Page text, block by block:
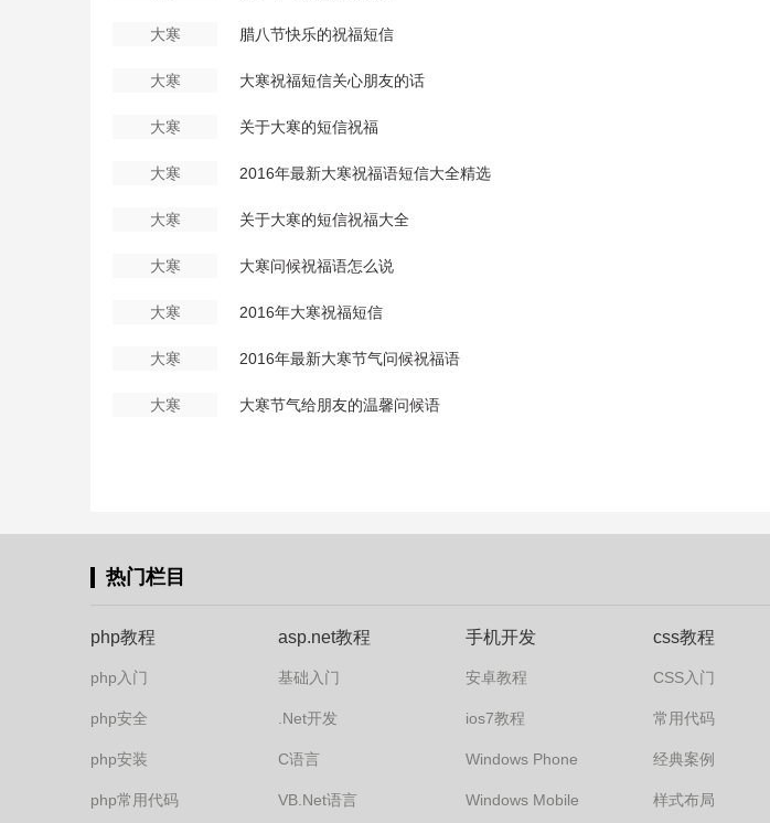
大寒 腊八节快乐的祝福短信
大寒 大寒祝福短信关心朋友的话
大寒 关于大寒的短信祝福
大寒 2016年最新大寒祝福语短信大全精选
大寒 关于大寒的短信祝福大全
大寒 大寒问候祝福语怎么说
大寒 2016年大寒祝福短信
大寒 2016年最新大寒节气问候祝福语
大寒 大寒节气给朋友的温馨问候语
热门栏目
php教程
php入门
php安全
php安装
php常用代码
asp.net教程
基础入门
.Net开发
C语言
VB.Net语言
手机开发
安卓教程
ios7教程
Windows Phone
Windows Mobile
css教程
CSS入门
常用代码
经典案例
样式布局